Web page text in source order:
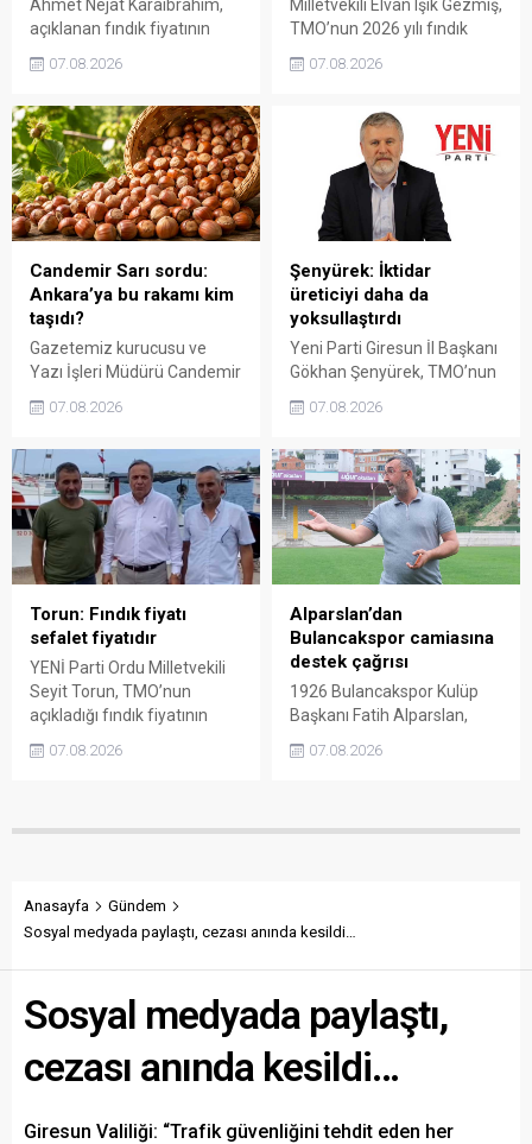
Ahmet Nejat Karaibrahim,
açıklanan fındık fiyatının
karşısında yetersiz kaldığını
emeğinin korunmasını
istedi. Karaibrahim,
sürdürülebilir üretim için
fiyat politikasının yeniden
değerlendirilmesi gerektiğini
söyledi.
07.08.2026
Milletvekili Elvan Işık Gezmiş,
TMO’nun 2026 yılı fındık
Açıklanan rakamın üreticinin
karşılamadığını belirten
Gezmiş, “Üreticiyi yok
sayanı, günü geldiğinde
üretici de yok sayacaktır”
dedi.
07.08.2026
Candemir Sarı sordu:
Ankara’ya bu rakamı kim
taşıdı?
Gazetemiz kurucusu ve
Yazı İşleri Müdürü Candemir
tartışmalarını köşesine
300 liraya ulaştığı bir
dönemde Ankara’ya 240
liralık fiyat teklifi
götürüldüğü iddiasını
gündeme getiren Sarı,
Giresun milletvekillerini açık
ve net bir cevap vermeye
çağırdı.
07.08.2026
Şenyürek: İktidar
üreticiyi daha da
yoksullaştırdı
Yeni Parti Giresun İl Başkanı
Gökhan Şenyürek, TMO’nun
açıkladığı 255 liralık fiyatı
nitelendirdi. Artışın yıllık
enflasyonun altında kaldığını
belirten Şenyürek, kararın
üreticiyi değil tekelleri
koruduğunu savundu.
07.08.2026
Torun: Fındık fiyatı
sefalet fiyatıdır
YENİ Parti Ordu Milletvekili
Seyit Torun, TMO’nun
açıkladığı fındık fiyatının
karşılamadığını söyledi.
“Üreticinin alın terini yabancı
07.08.2026
Alparslan’dan
Bulancakspor camiasına
destek çağrısı
1926 Bulancakspor Kulüp
Başkanı Fatih Alparslan,
tesisleşmeden kurumsal
attıklarını belirterek iş
olmaya çağırdı.
07.08.2026
Anasayfa
Gündem
Sosyal medyada paylaştı, cezası anında kesildi…
Sosyal medyada paylaştı,
cezası anında kesildi…
Giresun Valiliği: “Trafik güvenliğini tehdit eden her